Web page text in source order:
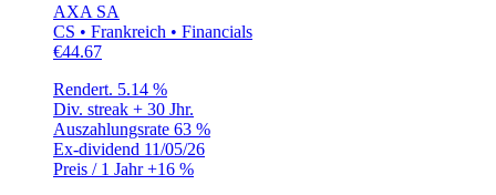
AXA SA
CS • Frankreich • Financials
€44.67
Rendert. 5.14 %
Div. streak + 30 Jhr.
Auszahlungsrate 63 %
Ex-dividend 11/05/26
Preis / 1 Jahr+16 %